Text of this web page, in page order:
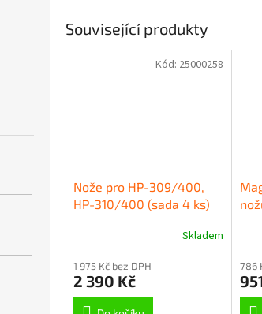
Související produkty
Nože pro HP-309/400,
HP-310/400 (sada 4 ks)
Skladem
1 975 Kč bez DPH
2 390 Kč
Kód: 25000258
786